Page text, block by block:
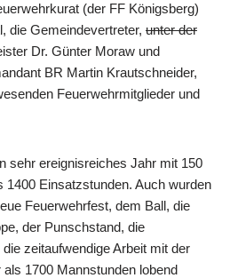
(der FF Königsberg)
die Gemeindevertreter, unter der
Dr. Günter Moraw und
BR Martin Krautschneider,
Feuerwehrmitglieder und
sehr ereignisreiches Jahr mit 150
1400 Einsatzstunden. Auch wurden
Feuerwehrfest, dem Ball, die
der Punschstand, die
zeitaufwendige Arbeit mit der
1700 Mannstunden lobend